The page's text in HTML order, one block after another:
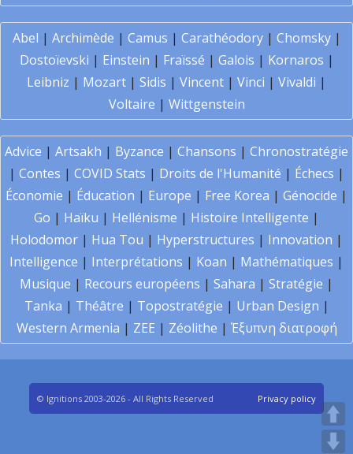
Abel | Archimède | Camus | Carathéodory| Chomsky|
Dostoïevski | Einstein | Fraïssé | Galois | Kornaros |
Leibniz | Mozart | Sidis | Vincent | Vinci | Vivaldi |
Voltaire | Wittgenstein
Advice | Artsakh | Byzance | Chansons | Chronostratégie
| Contes | COVID Stats | Droits de l'Humanité | Échecs |
Économie | Éducation | Europe | Free Korea | Génocide |
Go | Haïku | Hellénisme | Histoire Intelligente |
Holodomor | Hua Tou | Hyperstructures | Innovation |
Intelligence | Interprétations | Koan | Mathématiques |
Musique | Recours européens | Sahara | Stratégie |
Tanka | Théâtre | Topostratégie | Urban Design |
Western Armenia | ZEE | Zéolithe | Έξυπνη διατροφή
© Ignitions 2003-2026 - All Rights Reserved Privacy policy